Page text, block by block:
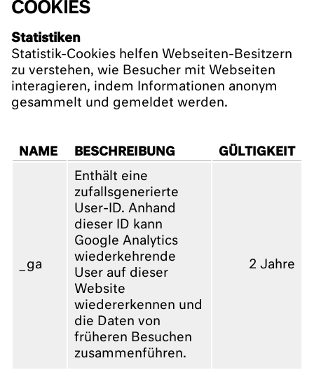
COOKIES
Statistiken
Statistik-Cookies helfen Webseiten-Besitzern
zu verstehen, wie Besucher mit Webseiten
interagieren, indem Informationen anonym
gesammelt und gemeldet werden.
NAME BESCHREIBUNG GÜLTIGKEIT
_ga
Enthält eine
zufallsgenerierte
User-ID. Anhand
dieser ID kann
Google Analytics
wiederkehrende
User auf dieser
Website
wiedererkennen und
die Daten von
früheren Besuchen
zusammenführen.
2 Jahre